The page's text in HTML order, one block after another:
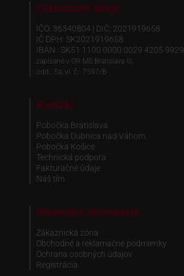
Fakturačné údaje
IČO: 36340804 | DIČ: 2021919658
IČ DPH: SK2021919658
IBAN : SK51 1100 0000 0029 4205 9929
zapísané v OR MS Bratislava III,
odd.: Sa, vl. č.: 7597/B
Kontakt
Pobočka Bratislava
Pobočka Dubnica nad Váhom
Pobočka Košice
Technická podpora
Fakturačné údaje
Náš tím
Obchodné informácie
Zákaznická zóna
Obchodné a reklamačné podmienky
Ochrana osobných údajov
Registrácia